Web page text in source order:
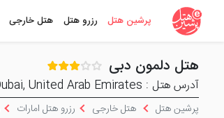
پرشین هتل رزرو هتل هتل خارجی
هتل دلمون دبی
آدرس هتل : Al Riqqa Street, Dubai, United Arab Emirates
پرشین هتل هتل خارجی رزرو هتل امارات